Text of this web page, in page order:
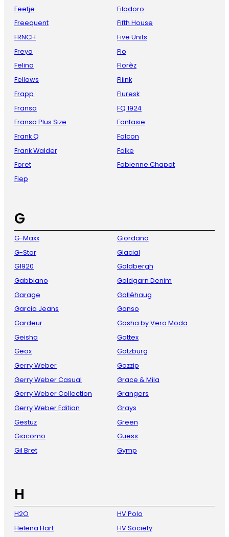
Feetje
Freequent
FRNCH
Freya
Felina
Fellows
Frapp
Fransa
Fransa Plus Size
Frank Q
Frank Walder
Foret
Fiep
Filodoro
Fifth House
Five Units
Flo
Florèz
Fliink
Fluresk
FQ 1924
Fantasie
Falcon
Falke
Fabienne Chapot
G
G-Maxx
G-Star
G1920
Gabbiano
Garage
Garcia Jeans
Gardeur
Geisha
Geox
Gerry Weber
Gerry Weber Casual
Gerry Weber Collection
Gerry Weber Edition
Gestuz
Giacomo
Gil Bret
Giordano
Glacial
Goldbergh
Goldgarn Denim
Golléhaug
Gonso
Gosha by Vero Moda
Gottex
Gotzburg
Gozzip
Grace & Mila
Grangers
Grays
Green
Guess
Gymp
H
H2O
Helena Hart
HV Polo
HV Society